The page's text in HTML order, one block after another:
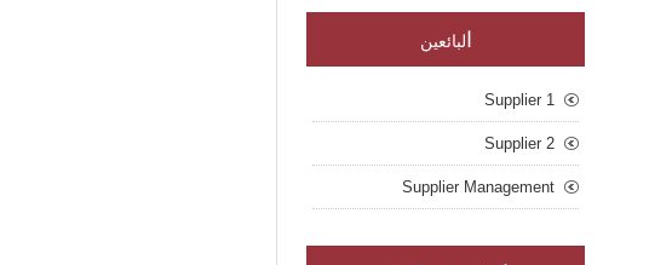
لبائعين
Supplier 1
Supplier 2
Supplier Management